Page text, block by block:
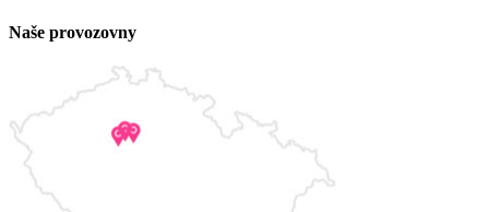
Naše provozovny